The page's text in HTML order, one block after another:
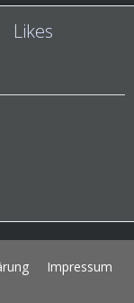
Likes
Impressum